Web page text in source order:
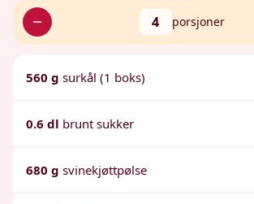
4 porsjoner
560 g surkål (1 boks)
0.6 dl brunt sukker
680 g svinekjøttpølse